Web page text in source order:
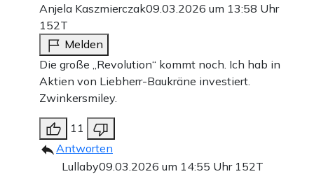
Anjela Kaszmierczak09.03.2026 um 13:58 Uhr
152T
Melden
Die große „Revolution“ kommt noch. Ich hab in
Aktien von Liebherr-Baukräne investiert.
Zwinkersmiley.
11
Antworten
Lullaby09.03.2026 um 14:55 Uhr 152T